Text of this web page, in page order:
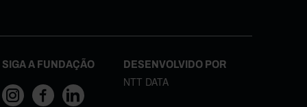
SIGA A FUNDAÇÃO DESENVOLVIDO POR
NTT DATA